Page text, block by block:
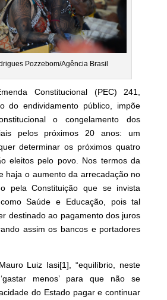
Pozzebom/Agência Brasil
Constitucional (PEC) 241,
do endividamento público, impõe
o congelamento dos
pelos próximos 20 anos: um
determinar os próximos quatro
eleitos pelo povo. Nos termos da
haja o aumento da arrecadação no
pela Constituição que se invista
Saúde e Educação, pois tal
destinado ao pagamento dos juros
assim os bancos e portadores
Luiz Iasi[1] , “equilíbrio, neste
menos’ para que não se
do Estado pagar e continuar